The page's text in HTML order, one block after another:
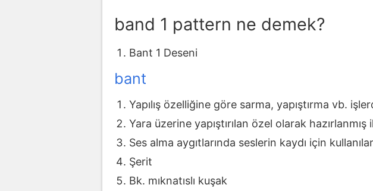
band 1 pattern ne demek?
Bant 1 Deseni
bant
Yapılış özelliğine göre sarma, yapıştırma vb.
Yara üzerine yapıştırılan özel olarak hazırlanmış
Ses alma aygıtlarında seslerin kaydı için
Şerit
Bk. mıknatıslı kuşak